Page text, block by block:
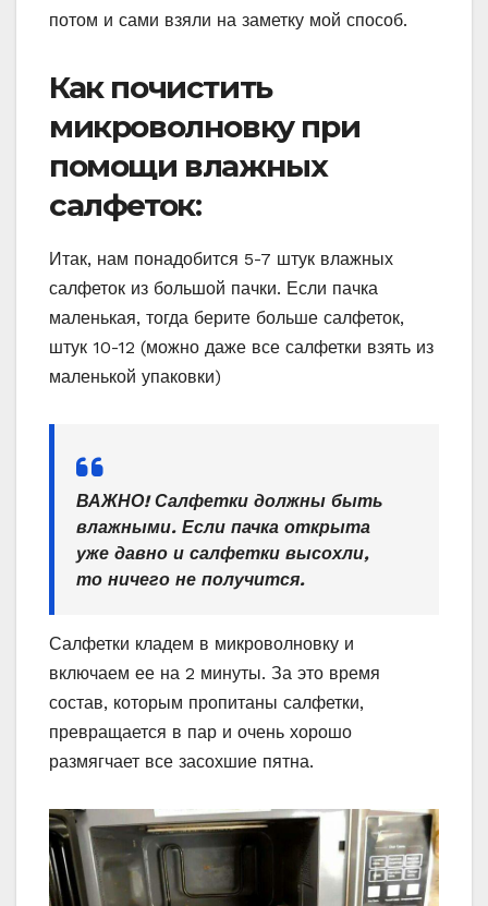
потом и сами взяли на заметку мой способ.
Как почистить
микроволновку при
помощи влажных
салфеток:
Итак, нам понадобится 5-7 штук влажных
салфеток из большой пачки. Если пачка
маленькая, тогда берите больше салфеток,
штук 10-12 (можно даже все салфетки взять из
маленькой упаковки)
ВАЖНО! Салфетки должны быть
влажными. Если пачка открыта
уже давно и салфетки высохли,
то ничего не получится.
Салфетки кладем в микроволновку и
включаем ее на 2 минуты. За это время
состав, которым пропитаны салфетки,
превращается в пар и очень хорошо
размягчает все засохшие пятна.